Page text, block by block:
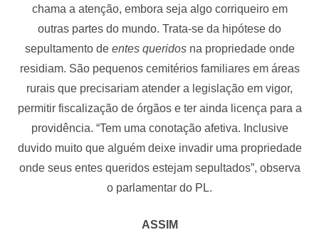
chama a atenção, embora seja algo corriqueiro em
outras partes do mundo. Trata-se da hipótese do
sepultamento de entes queridosna propriedade onde
residiam. São pequenos cemitérios familiares em áreas
rurais que precisariam atender a legislação em vigor,
permitir fiscalização de órgãos e ter ainda licença para a
providência. “Tem uma conotação afetiva. Inclusive
duvido muito que alguém deixe invadir uma propriedade
onde seus entes queridos estejam sepultados”, observa
o parlamentar do PL.
ASSIM